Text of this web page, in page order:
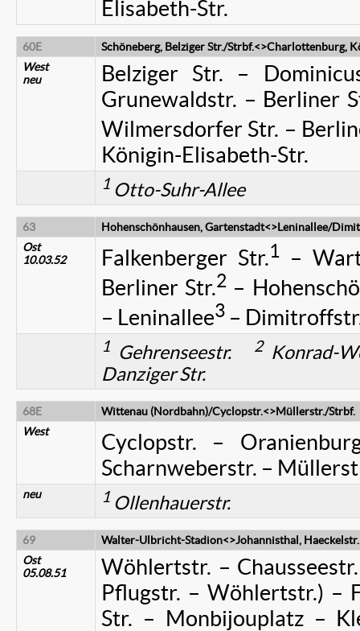
Elisabeth-Str.
60E Schöneberg, Belziger Str./Strbf.<>Charlottenburg,
West
neu
Belziger Str. –
Grunewaldstr. – Berliner
Wilmersdorfer Str. –
Königin-Elisabeth-Str.
1 Otto-Suhr-Allee
63
Hohenschönhausen, Gartenstadt<>Leninallee/
Ost
10.03.52
Falkenberger Str.1–
Berliner Str.2 –
– Leninallee3 –
1 Gehrenseestr. 2Konrad-
Danziger Str.
68E
Wittenau (Nordbahn)/Cyclopstr.<>Müllerstr./Strbf.
West
Cyclopstr. –
Scharnweberstr. –
neu 1 Ollenhauerstr.
69
Walter-Ulbricht-Stadion<>Johannisthal, Haeckelstr.
Ost
05.08.51
Wöhlertstr. –
Pflugstr. – Wöhlertstr.) –
Str. – Monbijouplatz –